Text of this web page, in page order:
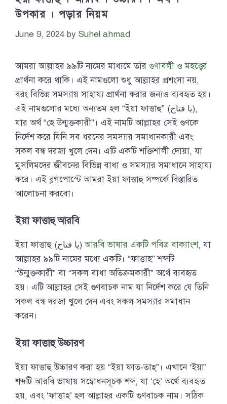
উপকার । পড়ার নিয়ম
June 9, 2024 by Suhel ahmad
আমরা আল্লাহর ৯৯টি নামের মাধ্যমে তাঁর গুণাবলী ও মহত্ত্বের
প্রার্থনা করে থাকি। এই নামগুলো শুধু আল্লাহর প্রশংসা নয়,
বরং বিভিন্ন সমস্যায় সাহায্য প্রার্থনা করার জন্যও ব্যবহৃত হয়।
এই নামগুলোর মধ্যে অন্যতম হল “ইয়া ফাত্তাহু” (يا فتاح),
যার অর্থ “হে উন্মুক্তকারী”। এই নামটি আল্লাহর সেই গুণকে
নির্দেশ করে যিনি সব ধরনের সমস্যার সমাধানকারী এবং
সকল বন্ধ দরজা খুলে দেন। এটি একটি শক্তিশালী দোয়া, যা
মুসলিমদের জীবনের বিভিন্ন বাধা ও সমস্যার সমাধানে সাহায্য
করে। এই ব্লগপোস্টে আমরা ইয়া ফাত্তাহু সম্পর্কে বিস্তারিত
আলোচনা করবো।
ইয়া ফাত্তাহু আরবি
ইয়া ফাত্তাহু (يا فتاح)আরবি ভাষার একটি পবিত্র বাক্যাংশ, যা
আল্লাহর ৯৯টি নামের মধ্যে একটি। “ফাত্তাহ” শব্দটি
“উন্মুক্তকারী” বা “সকল বাধা অতিক্রমকারী” অর্থে ব্যবহৃত
হয়। এটি আল্লাহর সেই গুণবাচক নাম যা নির্দেশ করে যে তিনি
সকল বন্ধ দরজা খুলে দেন এবং সকল সমস্যার সমাধান
করেন।
ইয়া ফাত্তাহু উচ্চারণ
ইয়া ফাত্তাহু উচ্চারণ করা হয় “ইয়া ফাত-তাহ্”। এখানে ‘ইয়া’
শব্দটি আরবি ভাষায় সম্বোধনসূচক শব্দ, যা ‘হে’ অর্থে ব্যবহৃত
হয়, এবং ‘ফাত্তাহ’ হল আল্লাহর একটি গুণবাচক নাম। সঠিক